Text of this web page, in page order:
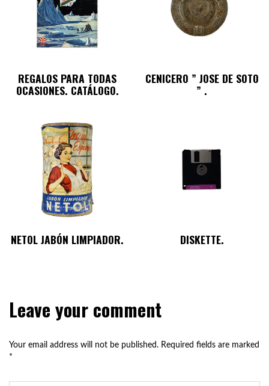
REGALOS PARA TODAS
OCASIONES. CATÁLOGO.
CENICERO ” JOSE DE SOTO
” .
NETOL JABÓN LIMPIADOR. DISKETTE.
Leave your comment
Your email address will not be published. Required fields are marked
*